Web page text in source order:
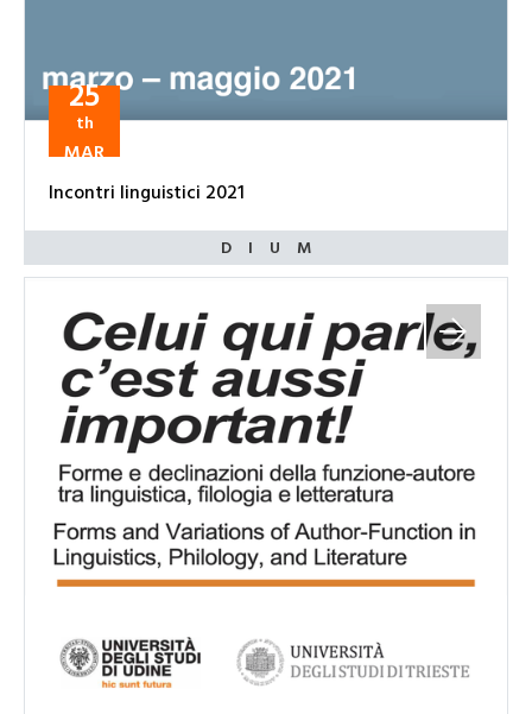
25
th
MAR
Incontri linguistici 2021